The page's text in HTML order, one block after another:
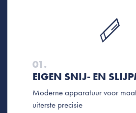
01.
EIGEN SNIJ- EN
Moderne apparatuur voor
uiterste precisie